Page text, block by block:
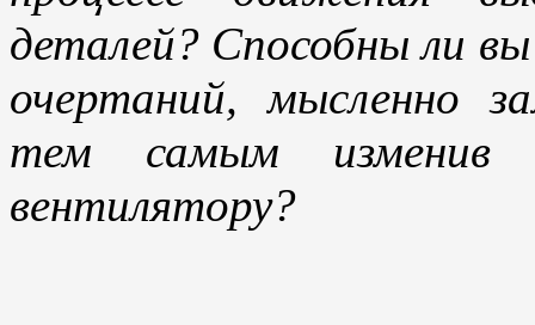
деталей? Способны ли
очертаний, мысленно
тем самым изменив
вентилятору?